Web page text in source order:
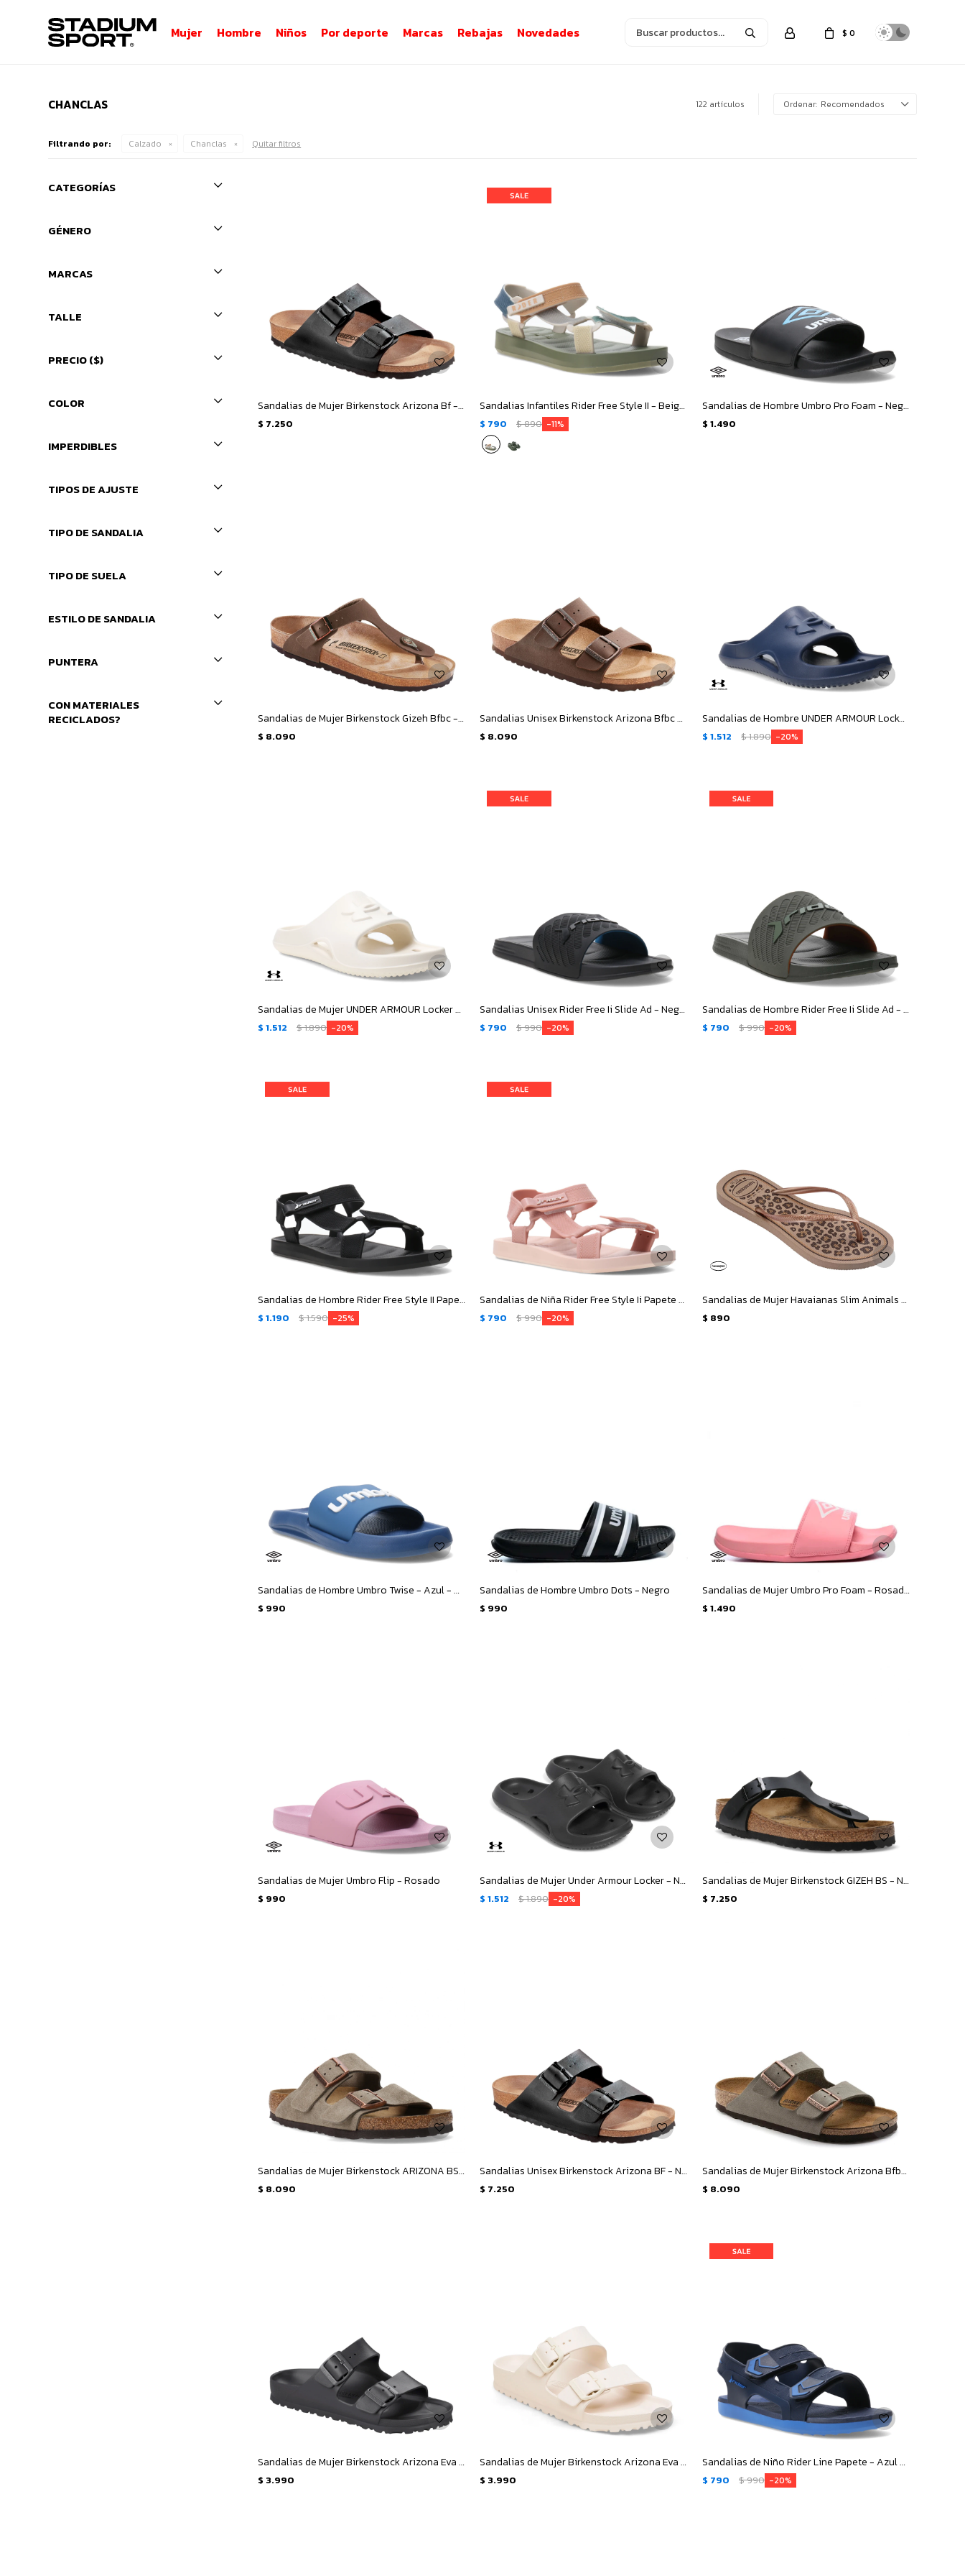
Mujer Hombre Niños Por deporte Marcas Rebajas Novedades $ 0
CHANCLAS 122 artículos Recomendados
Filtrando por: Calzado Chanclas Quitar filtros
Sandalias de Mujer Birkenstock Arizona Bf - Negro
$ 7.250
Sandalias Infantiles Rider Free Style II - Beige - Verde
$ 790 $890 11
Sandalias de Hombre Umbro Pro Foam - Negro - Celeste
$ 1.490
Sandalias de Mujer Birkenstock Gizeh Bfbc - Marrón
$ 8.090
Sandalias Unisex Birkenstock Arizona Bfbc - Marrón
$ 8.090
Sandalias de Hombre UNDER ARMOUR Locker V Sl - Azul - Marino
$ 1.512 $1.890 20
Sandalias de Mujer UNDER ARMOUR Locker V Sl - Marrón
$ 1.512 $1.890 20
Sandalias Unisex Rider Free Ii Slide Ad - Negro
$ 790 $990 20
Sandalias de Hombre Rider Free Ii Slide Ad - Verde
$ 790 $990 20
Sandalias de Hombre Rider Free Style II Papete Ad - Negro
$ 1.190 $1.590 25
Sandalias de Niña Rider Free Style Ii Papete - Rosado
$ 790 $990 20
Sandalias de Mujer Havaianas Slim Animals - Animal Print
$ 890
Sandalias de Hombre Umbro Twise - Azul - Marino
$ 990
Sandalias de Hombre Umbro Dots - Negro
$ 990
Sandalias de Mujer Umbro Pro Foam - Rosado
$ 1.490
Sandalias de Mujer Umbro Flip - Rosado
$ 990
Sandalias de Mujer Under Armour Locker - Negro
$ 1.512 $1.890 20
Sandalias de Mujer Birkenstock GIZEH BS - Negro
$ 7.250
Sandalias de Mujer Birkenstock ARIZONA BS - Taupe
$ 8.090
Sandalias Unisex Birkenstock Arizona BF - Negro
$ 7.250
Sandalias de Mujer Birkenstock Arizona Bfbc - Gris
$ 8.090
Sandalias de Mujer Birkenstock Arizona Eva Metallic - Negro Metalizado
$ 3.990
Sandalias de Mujer Birkenstock Arizona Eva - Beige
$ 3.990
Sandalias de Niño Rider Line Papete - Azul - Marino
$ 790 $990 20
CATEGORÍAS
GÉNERO
MARCAS
TALLE
PRECIO($)
COLOR
IMPERDIBLES
TIPOS DE AJUSTE
TIPO DE SANDALIA
TIPO DE SUELA
ESTILO DE SANDALIA
PUNTERA
CON MATERIALES
RECICLADOS?